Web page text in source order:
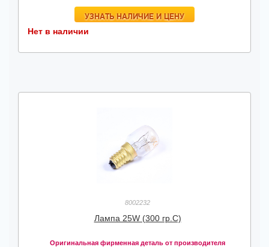
УЗНАТЬ НАЛИЧИЕ И ЦЕНУ
Нет в наличии
8002232
Лампа 25W (300 гр.С)
Оригинальная фирменная деталь от производителя